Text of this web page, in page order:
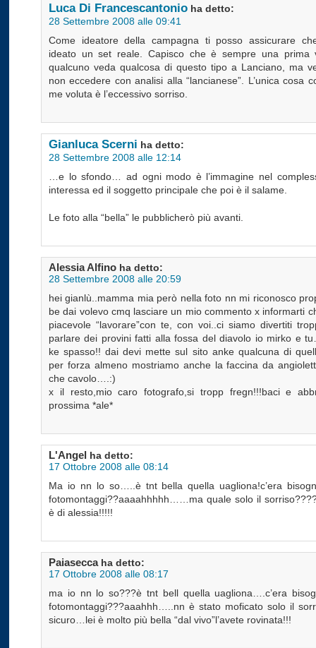
Luca Di Francescantonio ha detto:
28 Settembre 2008 alle 09:41
Come ideatore della campagna ti posso assicurare
ideato un set reale. Capisco che è sempre una prima
qualcuno veda qualcosa di questo tipo a Lanciano, ma
non eccedere con analisi alla “lancianese”. L’unica cosa
me voluta è l’eccessivo sorriso.
Gianluca Scerni ha detto:
28 Settembre 2008 alle 12:14
…e lo sfondo… ad ogni modo è l’immagine nel
interessa ed il soggetto principale che poi è il salame.
Le foto alla “bella” le pubblicherò più avanti.
Alessia Alfino ha detto:
28 Settembre 2008 alle 20:59
hei gianlù..mamma mia però nella foto nn mi riconosco
be dai volevo cmq lasciare un mio commento x informarti
piacevole “lavorare”con te, con voi..ci siamo divertiti
parlare dei provini fatti alla fossa del diavolo io mirko e
ke spasso!! dai devi mette sul sito anke qualcuna di
per forza almeno mostriamo anche la faccina da
che cavolo….:)
x il resto,mio caro fotografo,si tropp fregn!!!baci e
prossima *ale*
L'Angel ha detto:
17 Ottobre 2008 alle 08:14
Ma io nn lo so…..è tnt bella quella uagliona!c’era
fotomontaggi??aaaahhhhh……ma quale solo il
è di alessia!!!!!
Paiasecca ha detto:
17 Ottobre 2008 alle 08:17
ma io nn lo so???è tnt bell quella uagliona….c’era
fotomontaggi???aaahhh…..nn è stato moficato solo il
sicuro…lei è molto più bella “dal vivo”l’avete rovinata!!!